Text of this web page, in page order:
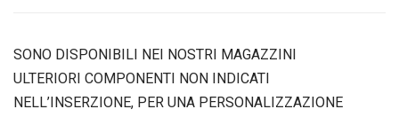
SONO DISPONIBILI NEI NOSTRI MAGAZZINI
ULTERIORI COMPONENTI NON INDICATI
NELL’INSERZIONE, PER UNA PERSONALIZZAZIONE